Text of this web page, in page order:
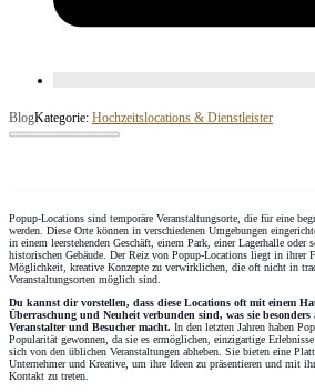
BlogKategorie: Hochzeitslocations & Dienstleister
Popup-Locations sind temporäre Veranstaltungsorte, die für eine
werden. Diese Orte können in verschiedenen Umgebungen
in einem leerstehenden Geschäft, einem Park, einer Lagerhalle oder
historischen Gebäude. Der Reiz von Popup-Locations liegt in ihrer
Möglichkeit, kreative Konzepte zu verwirklichen, die oft nicht in
Veranstaltungsorten möglich sind.
Du kannst dir vorstellen, dass diese Locations oft mit einem
Überraschung und Neuheit verbunden sind, was sie
Veranstalter und Besucher macht. In den letzten Jahren haben
Popularität gewonnen, da sie es ermöglichen, einzigartige
sich von den üblichen Veranstaltungen abheben. Sie bieten eine
Unternehmer und Kreative, um ihre Ideen zu präsentieren und mit
Kontakt zu treten.